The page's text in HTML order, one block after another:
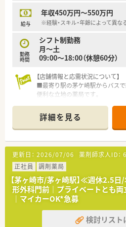
【こんな方が活躍中】
■仕事と家庭を両立させながら、
■幅広い処方箋に触れることにや
スキルを吸収している方が活躍中
■チームで協力することの重要性
給与
年収450万円～550万円
※経験・スキル・年齢によって異な
勤務
時間
シフト制勤務
月～土
09:00～18:00（休憩60分）
【店舗情報と応需状況について】
■最寄り駅の茅ケ崎駅からバス
便利な立地の薬局です。
ら140枚ほど応需します。
■居宅在宅も担っており、薬剤師
がら業務にあたっています。
【法人特徴について】
■神奈川県の湘南エリアを中心に
を複数店舗展開しています。
■多くの店舗が病院の門前にあ
と安定した経営基盤を築いていま
■ワークライフバランスを重視
残業が少ないことが大きな特徴で
【想定される業務内容】
詳細を見る
更新日： 2026/07/06 薬剤師求人ID：
正社員
調剤薬局
【茅ヶ崎市/茅ヶ崎駅】≪週休2.5
形外科門前｜プライベートとも
｜マイカーOK*急募
検討リスト